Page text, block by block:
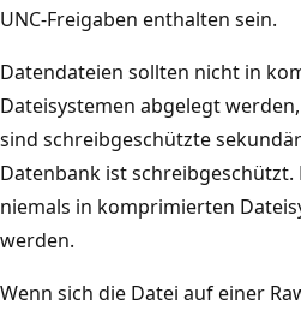
UNC-Freigaben enthalten sein.
Datendateien sollten nicht in
Dateisystemen abgelegt
sind schreibgeschützte
Datenbank ist
niemals in komprimierten
werden.
Wenn sich die Datei auf einer